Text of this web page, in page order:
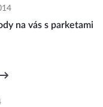
na vás s parketami